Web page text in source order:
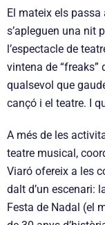
El mateix els
s’apleguen una nit
l’espectacle de
vintena de
qualsevol que
cançó i el teatre. I
A més de les
teatre musical,
Viaró ofereix a les
dalt d’un escenari:
Festa de Nadal (el